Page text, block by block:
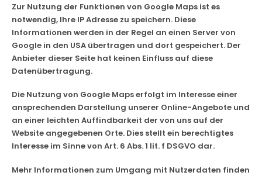
Zur Nutzung der Funktionen von Google Maps ist es
notwendig, Ihre IP Adresse zu speichern. Diese
Informationen werden in der Regel an einen Server von
Google in den USA übertragen und dort gespeichert. Der
Anbieter dieser Seite hat keinen Einfluss auf diese
Datenübertragung.
Die Nutzung von Google Maps erfolgt im Interesse einer
ansprechenden Darstellung unserer Online-Angebote und
an einer leichten Auffindbarkeit der von uns auf der
Website angegebenen Orte. Dies stellt ein berechtigtes
Interesse im Sinne von Art. 6 Abs. 1 lit. f DSGVO dar.
Mehr Informationen zum Umgang mit Nutzerdaten finden